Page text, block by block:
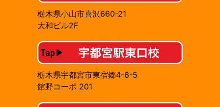
栃木県小山市喜沢660-21
大和ビル2F
栃木県宇都宮市東宿郷4-6-5
館野コーポ 201